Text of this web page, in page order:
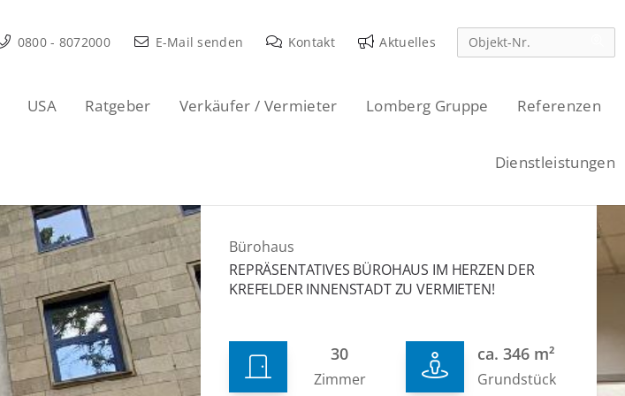
0800 - 8072000 E-Mail senden Kontakt Aktuelles
USA Ratgeber Verkäufer / Vermieter Lomberg Gruppe Referenzen
Dienstleistungen
Bürohaus
REPRÄSENTATIVES BÜROHAUS IM HERZEN DER
KREFELDER INNENSTADT ZU VERMIETEN!
30
Zimmer
ca. 346 m²
Grundstück